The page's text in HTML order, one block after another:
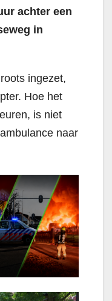
achter een
in
ingezet,
Hoe het
is niet
naar